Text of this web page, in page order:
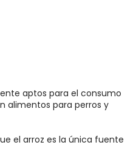
aptos para el consumo
alimentos para perros y
el arroz es la única fuente